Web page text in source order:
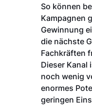
So können
Kampagnen
Gewinnung
die nächste
Fachkräften
Dieser Kanal
noch wenig
enormes
geringen